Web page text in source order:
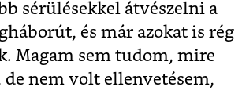
sérülésekkel átvészelni a
és már azokat is rég
Magam sem tudom, mire
nem volt ellenvetésem,